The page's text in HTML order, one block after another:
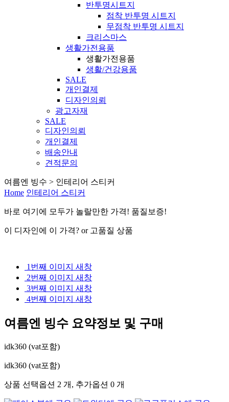
반투명시트지
점착 반투명 시트지
무점착 반투명 시트지
크리스마스
생활가전용품
생활가전용품
생활/건강용품
SALE
개인결제
디자인의뢰
광고자재
SALE
디자인의뢰
개인결제
배송안내
견적문의
여름엔 빙수 > 인테리어 스티커
Home 인테리어 스티커
바로 여기 에 모두가 놀랄만한 가격! 품질보증!
이 디자인에 이 가격? or 고품질 상품
1번째 이미지 새창
2번째 이미지 새창
3번째 이미지 새창
4번째 이미지 새창
여름엔 빙수 요약정보 및 구매
idk360 (vat포함)
idk360 (vat포함)
상품 선택옵션 2 개, 추가옵션 0 개